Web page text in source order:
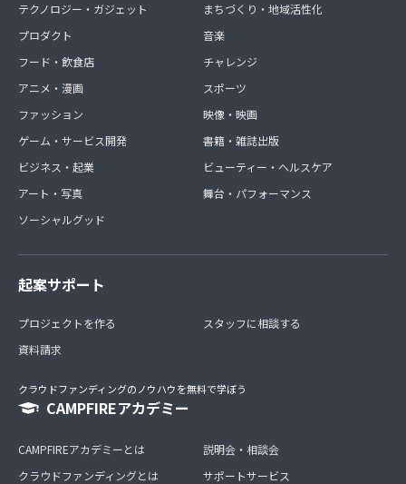
テクノロジー・ガジェット
プロダクト
フード・飲食店
アニメ・漫画
ファッション
ゲーム・サービス開発
ビジネス・起業
アート・写真
ソーシャルグッド
まちづくり・地域活性化
音楽
チャレンジ
スポーツ
映像・映画
書籍・雑誌出版
ビューティー・ヘルスケア
舞台・パフォーマンス
起案サポート
プロジェクトを作る
資料請求
スタッフに相談する
クラウドファンディングのノウハウを無料で学ぼう
CAMPFIREアカデミー
CAMPFIREアカデミーとは
クラウドファンディングとは
説明会・相談会
サポートサービス